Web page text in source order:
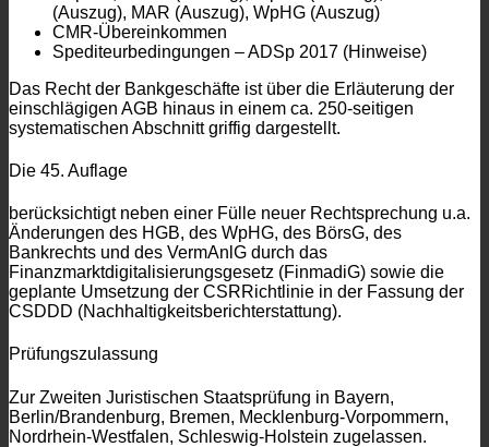
(Auszug), MAR (Auszug), WpHG (Auszug)
CMR-Übereinkommen
Spediteurbedingungen – ADSp 2017 (Hinweise)
Das Recht der Bankgeschäfte ist über die Erläuterung der
einschlägigen AGB hinaus in einem ca. 250-seitigen
systematischen Abschnitt griffig dargestellt.
Die 45. Auflage
berücksichtigt neben einer Fülle neuer Rechtsprechung u.a.
Änderungen des HGB, des WpHG, des BörsG, des
Bankrechts und des VermAnlG durch das
Finanzmarktdigitalisierungsgesetz (FinmadiG) sowie die
geplante Umsetzung der CSRRichtlinie in der Fassung der
CSDDD (Nachhaltigkeitsberichterstattung).
Prüfungszulassung
Zur Zweiten Juristischen Staatsprüfung in Bayern,
Berlin/Brandenburg, Bremen, Mecklenburg-Vorpommern,
Nordrhein-Westfalen, Schleswig-Holstein zugelassen.